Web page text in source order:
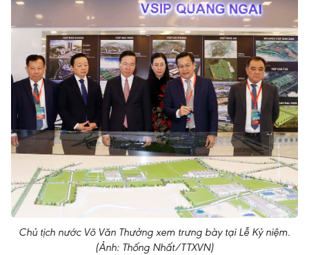
Chủ tịch nước Võ Văn Thưởng xem trưng bày tại Lễ Kỷ niệm.
(Ảnh: Thống Nhất/TTXVN)